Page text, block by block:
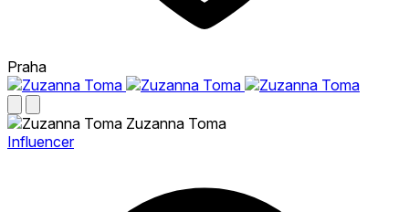
Praha
Zuzanna Toma
Influencer